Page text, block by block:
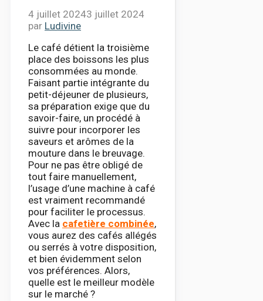
4 juillet 20243 juillet 2024
par Ludivine
Le café détient la troisième
place des boissons les plus
consommées au monde.
Faisant partie intégrante du
petit-déjeuner de plusieurs,
sa préparation exige que du
savoir-faire, un procédé à
suivre pour incorporer les
saveurs et arômes de la
mouture dans le breuvage.
Pour ne pas être obligé de
tout faire manuellement,
l’usage d’une machine à café
est vraiment recommandé
pour faciliter le processus.
Avec la cafetière combinée,
vous aurez des cafés allégés
ou serrés à votre disposition,
et bien évidemment selon
vos préférences. Alors,
quelle est le meilleur modèle
sur le marché ?